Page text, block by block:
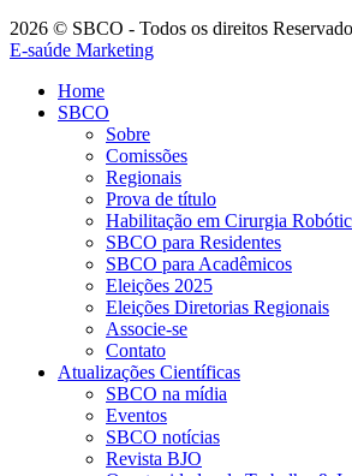
2026 © SBCO - Todos os direitos
E-saúde Marketing
Home
SBCO
Sobre
Comissões
Regionais
Prova de título
Habilitação em Cirurgia
SBCO para Residentes
SBCO para Acadêmicos
Eleições 2025
Eleições Diretorias Regionais
Associe-se
Contato
Atualizações Científicas
SBCO na mídia
Eventos
SBCO notícias
Revista BJO